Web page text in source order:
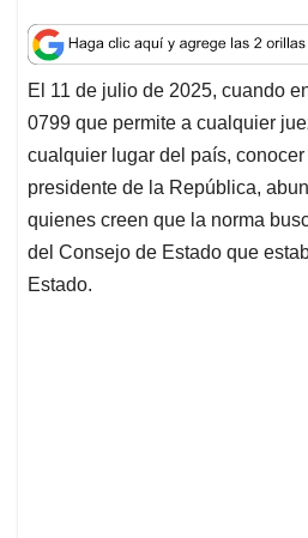
a
t
s
A
p
p
c
e
b
o
o
k
n
k
e
d
I
n
a
i
l
r
e
a
d
s
El 11 de julio de 2025, cuando
0799 que permite a cualquier
cualquier lugar del país, conocer
presidente de la República,
quienes creen que la norma
del Consejo de Estado que
Estado.